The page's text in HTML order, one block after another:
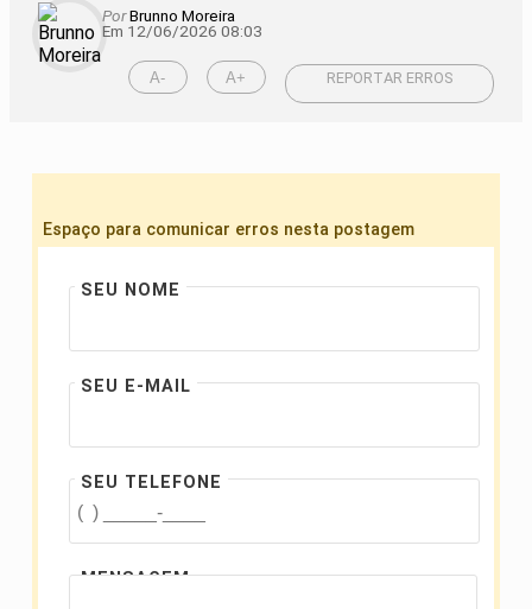
PorBrunno Moreira
Em 12/06/2026 08:03
A- A+ REPORTAR ERROS
Espaço para comunicar erros nesta postagem
SEU NOME
SEU E-MAIL
SEU TELEFONE
MENSAGEM